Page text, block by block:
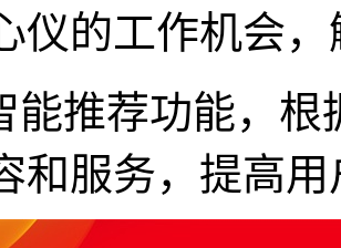
仪的工作机会
能推荐功能，
和服务，提高